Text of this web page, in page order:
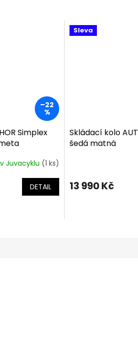
–22
%
Simplex
Juvacyklu (1 ks)
DETAIL
Sleva
Skládací kolo
šedá matná
13 990 Kč